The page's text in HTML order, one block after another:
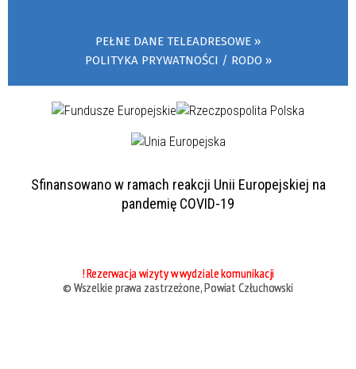
PEŁNE DANE TELEADRESOWE
POLITYKA PRYWATNOŚCI / RODO
Sfinansowano w ramach reakcji Unii Europejskiej na
pandemię COVID-19
! Rezerwacja wizyty w wydziale komunikacji
© Wszelkie prawa zastrzeżone, Powiat Człuchowski